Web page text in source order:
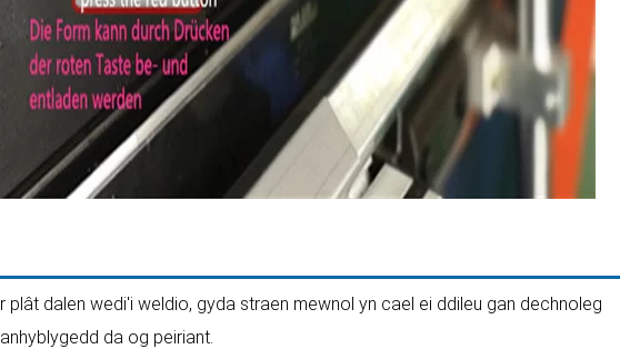
dalen wedi'i weldio, gyda straen mewnol yn cael ei ddileu gan dechnoleg
da og peiriant.